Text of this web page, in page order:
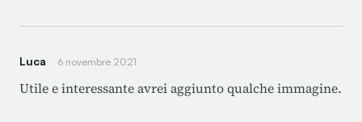
Luca 6 novembre 2021
Utile e interessante avrei aggiunto qualche immagine.